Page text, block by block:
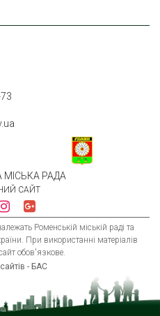
РАДА
САЙТ
Роменській міській раді та
При використанні матеріалів
обов'язкове.
- БАС